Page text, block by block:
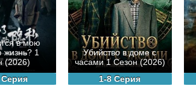
в мою
жизнь? 1
(2026)
Серия
Убийство в доме с
часами 1 Сезон (2026)
1-8 Серия